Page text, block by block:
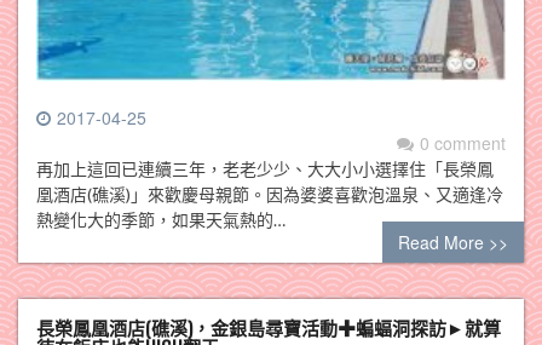
2017-04-25
0 comment
再加上這回已連續三年，老老少少、大大小小選擇住「長榮鳳
凰酒店(礁溪)」來歡慶母親節。因為婆婆喜歡泡溫泉、又適逢冷
熱變化大的季節，如果天氣熱的…
Read More >>
長榮鳳凰酒店(礁溪)，金銀島尋寶活動✚蝙蝠洞探訪►就算